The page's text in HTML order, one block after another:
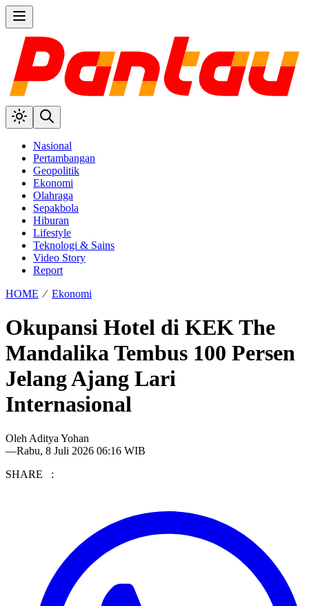
Nasional
Pertambangan
Geopolitik
Ekonomi
Olahraga
Sepakbola
Hiburan
Lifestyle
Teknologi & Sains
Video Story
Report
HOME ⁄ Ekonomi
Okupansi Hotel di KEK The
Mandalika Tembus 100 Persen
Jelang Ajang Lari
Internasional
Oleh Aditya Yohan
—Rabu, 8 Juli 2026 06:16 WIB
SHARE :